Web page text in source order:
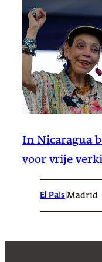
In Nicaragua
voor vrije
El País Madrid